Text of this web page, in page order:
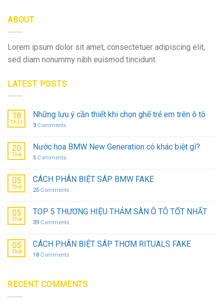
ABOUT
Lorem ipsum dolor sit amet, consectetuer adipiscing elit,
sed diam nonummy nibh euismod tincidunt.
LATEST POSTS
18
Th11
Những lưu ý cần thiết khi chọn ghế trẻ em trên ô tô
3Comments
20
Th6
Nước hoa BMW New Generation có khác biệt gì?
5Comments
05
Th4
CÁCH PHÂN BIỆT SÁP BMW FAKE
25Comments
05
Th4
TOP 5 THƯƠNG HIỆU THẢM SÀN Ô TÔ TỐT NHẤT
39Comments
05
Th4
CÁCH PHÂN BIỆT SÁP THƠM RITUALS FAKE
18Comments
RECENT COMMENTS